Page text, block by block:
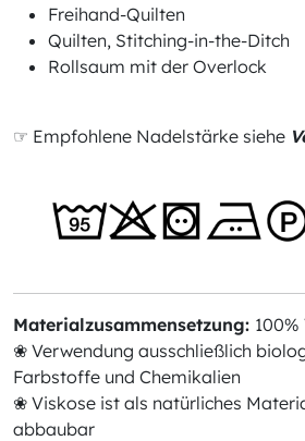
Freihand-Quilten
Quilten, Stitching-in-the-Ditch
Rollsaum mit der Overlock
☞ Empfohlene Nadelstärke siehe
Materialzusammensetzung:
❀ Verwendung ausschließlich
Farbstoffe und Chemikalien
❀ Viskose ist als natürliches
abbaubar